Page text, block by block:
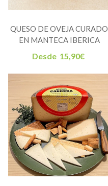
QUESO DE OVEJA CURADO
EN MANTECA IBERICA
Desde 15,90€